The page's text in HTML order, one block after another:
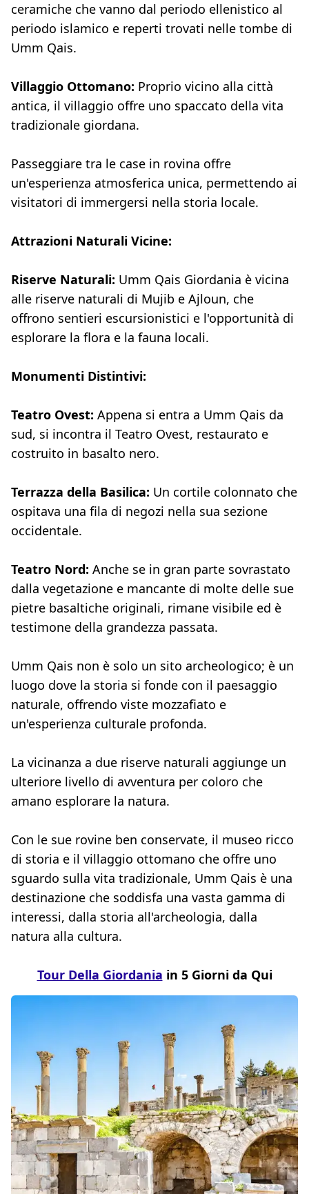
ceramiche che vanno dal periodo ellenistico al
periodo islamico e reperti trovati nelle tombe di
Umm Qais.
Villaggio Ottomano: Proprio vicino alla città
antica, il villaggio offre uno spaccato della vita
tradizionale giordana.
Passeggiare tra le case in rovina offre
un'esperienza atmosferica unica, permettendo ai
visitatori di immergersi nella storia locale.
Attrazioni Naturali Vicine:
Riserve Naturali: Umm Qais Giordania è vicina
alle riserve naturali di Mujib e Ajloun, che
offrono sentieri escursionistici e l'opportunità di
esplorare la flora e la fauna locali.
Monumenti Distintivi:
Teatro Ovest: Appena si entra a Umm Qais da
sud, si incontra il Teatro Ovest, restaurato e
costruito in basalto nero.
Terrazza della Basilica: Un cortile colonnato che
ospitava una fila di negozi nella sua sezione
occidentale.
Teatro Nord: Anche se in gran parte sovrastato
dalla vegetazione e mancante di molte delle sue
pietre basaltiche originali, rimane visibile ed è
testimone della grandezza passata.
Umm Qais non è solo un sito archeologico; è un
luogo dove la storia si fonde con il paesaggio
naturale, offrendo viste mozzafiato e
un'esperienza culturale profonda.
La vicinanza a due riserve naturali aggiunge un
ulteriore livello di avventura per coloro che
amano esplorare la natura.
Con le sue rovine ben conservate, il museo ricco
di storia e il villaggio ottomano che offre uno
sguardo sulla vita tradizionale, Umm Qais è una
destinazione che soddisfa una vasta gamma di
interessi, dalla storia all'archeologia, dalla
natura alla cultura.
Tour Della Giordania in 5 Giorni da Qui